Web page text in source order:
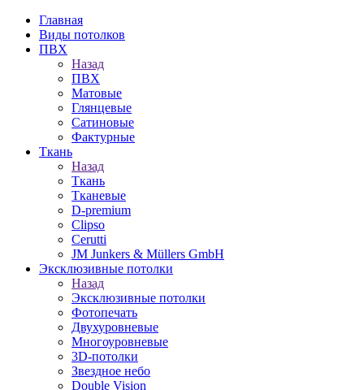
Главная
Виды потолков
ПВХ
Назад
ПВХ
Матовые
Глянцевые
Сатиновые
Фактурные
Ткань
Назад
Ткань
Тканевые
D-premium
Clipso
Cerutti
JM Junkers & Müllers GmbH
Эксклюзивные потолки
Назад
Эксклюзивные потолки
Фотопечать
Двухуровневые
Многоуровневые
3D-потолки
Звездное небо
Double Vision